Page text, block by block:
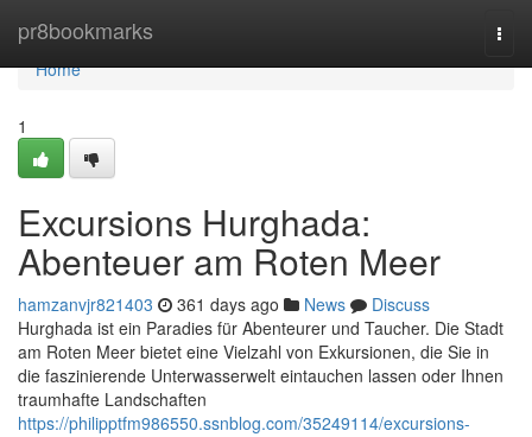
pr8bookmarks
Home
Home
1
Excursions Hurghada:
Abenteuer am Roten Meer
hamzanvjr821403 361 days ago News
Discuss
Hurghada ist ein Paradies für Abenteurer und Taucher. Die Stadt
am Roten Meer bietet eine Vielzahl von Exkursionen, die Sie in
die faszinierende Unterwasserwelt eintauchen lassen oder Ihnen
traumhafte Landschaften
https://philipptfm986550.ssnblog.com/35249114/excursions-